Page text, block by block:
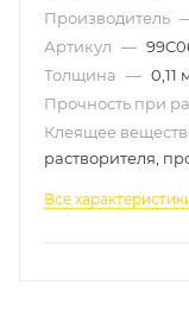
Производитель
Артикул —
Толщина — 0,11
Прочность при
Клеящее
растворителя,
Все